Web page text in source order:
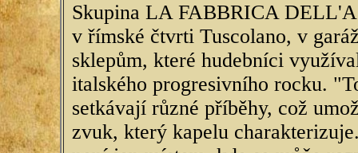
Skupina LA FABBRICA
v římské čtvrti Tuscolano, v
sklepům, které hudebníci
italského progresivního rocku.
setkávají různé příběhy, což
zvuk, který kapelu